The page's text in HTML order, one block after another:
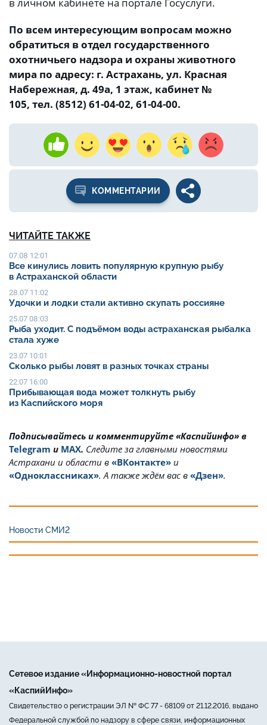
По всем интересующим вопросам можно
обратиться в отдел государственного
охотничьего надзора и охраны животного
мира по адресу: г. Астрахань, ул. Красная
Набережная, д. 49а, 1 этаж, кабинет №
105, тел. (8512) 61-04-02, 61-04-00.
КОММЕНТАРИИ
ЧИТАЙТЕ ТАКЖЕ
07.08 12:01
Все кинулись ловить популярную крупную рыбу
в Астраханской области
28.07 11:02
Удочки и лодки стали активно скупать россияне
25.07 08:03
Рыба уходит. С подъёмом воды астраханская рыбалка
стала хуже
23.07 10:01
Сколько рыбы ловят в разных точках страны
22.07 16:00
Прибывающая вода может толкнуть рыбу
из Каспийского моря
Подписывайтесь и комментируйте «Каспийинфо» в
Telegram и MAX. Cледите за главными новостями
Астрахани и области в «ВКонтакте» и
«Одноклассниках». А также ждём вас в «Дзен».
Новости СМИ2
Сетевое издание «Информационно-новостной портал
«КаспийИнфо»
Свидетельство о регистрации ЭЛ № ФС 77 - 68109 от 21.12.2016, выдано
Федеральной службой по надзору в сфере связи, информационных